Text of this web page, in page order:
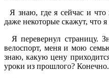
Я знаю, где я сейчас и что
даже некоторые скажут, что
Я перевернул страницу.
велоспорт, меня и мою
знаю, какую цену
уроки из прошлого? Конечно.